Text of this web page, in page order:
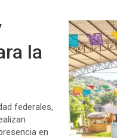
la
federales,
en